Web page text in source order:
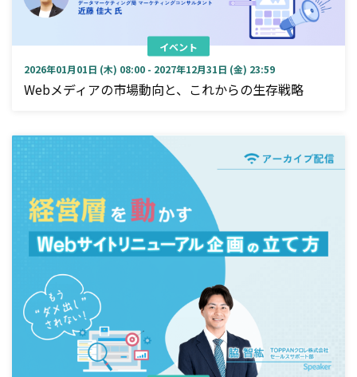
イベント
2026年01月01日 (木) 08:00 - 2027年12月31日 (金) 23:59
Webメディアの市場動向と、これからの生存戦略